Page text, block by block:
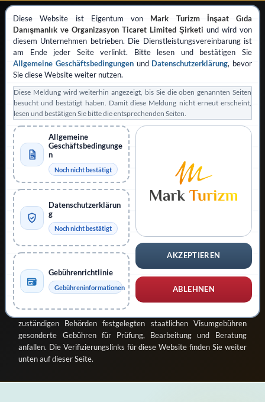
Diese Website ist Eigentum von
Mark Turizm İnşaat Gıda
Danışmanlık ve Organizasyon Ticaret Limited Şirketi und wird von
diesem Unternehmen betrieben. Die Dienstleistungsvereinbarung ist
am Ende jeder Seite verlinkt. Bitte lesen und bestätigen Sie
Allgemeine Geschäftsbedingungenund Datenschutzerklärung, bevor
Sie diese Website weiter nutzen.
Diese Meldung wird weiterhin angezeigt, bis Sie die oben genannten Seiten
besucht und bestätigt haben. Damit diese Meldung nicht erneut erscheint,
lesen und bestätigen Sie bitte die entsprechenden Seiten.
AKZEPTIEREN
ABLEHNEN
Allgemeine
Geschäftsbedingunge
n
Noch nicht bestätigt
Datenschutzerklärun
g
Noch nicht bestätigt
Gebührenrichtlinie
Gebühreninformationen
REGISTRIERTE PRIVATE VISUMANTRAGSUNTERSTÜTZUNG
Betrieben vonMark Turizm
Registrierter Dienstleister Offizielle Plattform: evisa.gov.tr
Offizielle Plattform: konsolosluk.gov.tr
Hinweis einklappen
Diese Website wird von Mark Turizm İnşaat Gıda Danışmanlık ve
Organizasyon Ticaret Limited Şirketi
Anbieter betrieben, der Antragsprüfung, Unterstützung bei der
Einreichung und damit verbundene Beratungsleistungen für
Visumanträge für die Türkei anbietet. Dies ist nicht die offizielle
Regierungswebsite für Visumanträge für die Türkei. Antragsteller
können alternativ die offiziellen Kanäle des Außenministeriums der
Republik Türkei nutzen, darunterevisa.gov.trfür berechtigte E-
Visum-Anträge undkonsolosluk.gov.tr
für konsularische Visum-
Vorantragsverfahren, sofern zutreffend. Je nach gewählter
Dienstleistung und Antragsart können neben den von den
zuständigen Behörden festgelegten staatlichen Visumgebühren
gesonderte Gebühren für Prüfung, Bearbeitung und Beratung
anfallen. Die Verifizierungslinks für diese Website finden Sie weiter
unten auf dieser Seite.